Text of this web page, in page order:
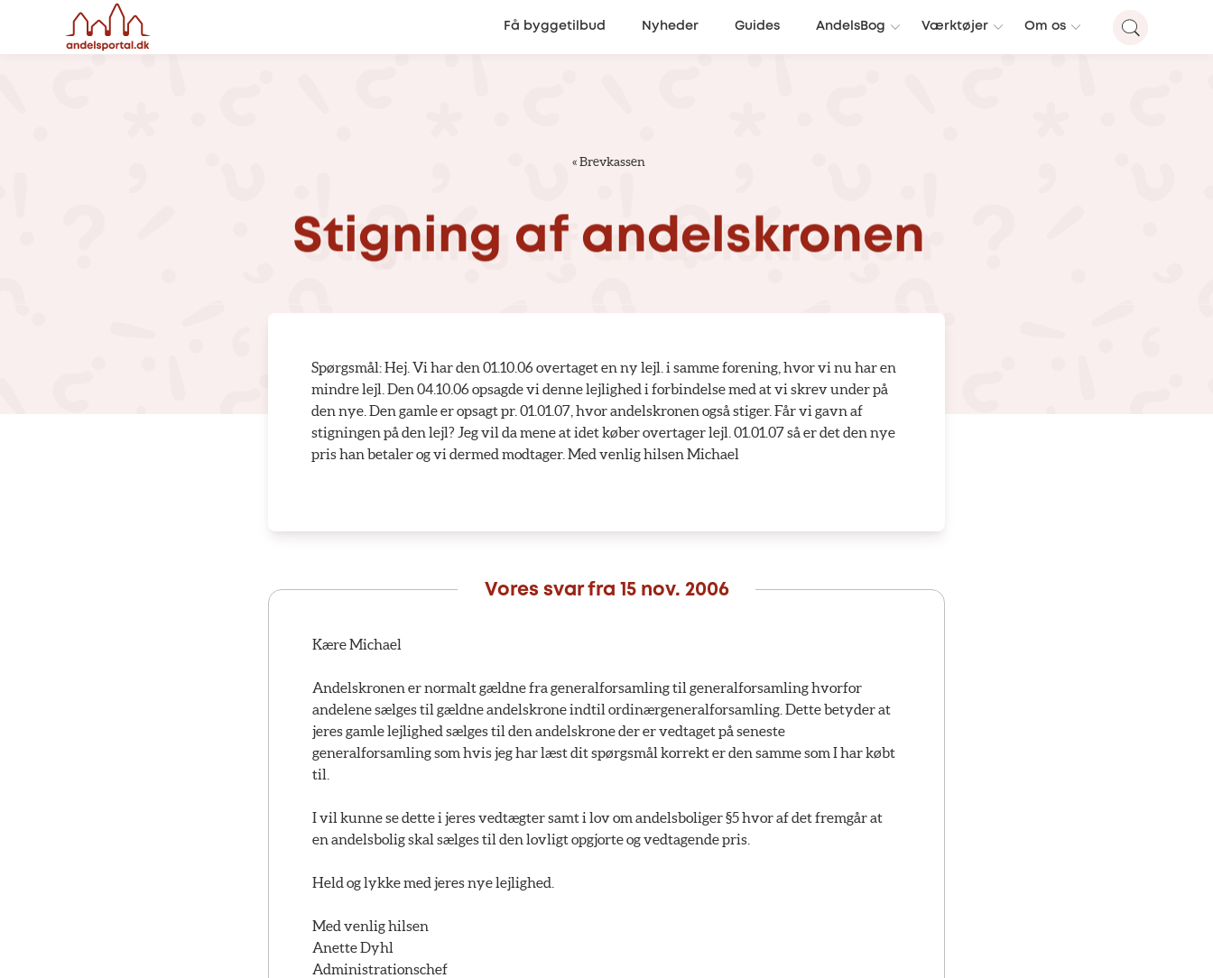
Få byggetilbud Nyheder Guides AndelsBog Værktøjer Om os
«Brevkassen
Stigning af andelskronen
Spørgsmål: Hej. Vi har den 01.10.06 overtaget en ny lejl. i samme forening, hvor vi nu har en
mindre lejl. Den 04.10.06 opsagde vi denne lejlighed i forbindelse med at vi skrev under på
den nye. Den gamle er opsagt pr. 01.01.07, hvor andelskronen også stiger. Får vi gavn af
stigningen på den lejl? Jeg vil da mene at idet køber overtager lejl. 01.01.07 så er det den nye
pris han betaler og vi dermed modtager. Med venlig hilsen Michael
Vores svar fra 15 nov. 2006
Kære Michael
Andelskronen er normalt gældne fra generalforsamling til generalforsamling hvorfor
andelene sælges til gældne andelskrone indtil ordinærgeneralforsamling. Dette betyder at
jeres gamle lejlighed sælges til den andelskrone der er vedtaget på seneste
generalforsamling som hvis jeg har læst dit spørgsmål korrekt er den samme som I har købt
til.
I vil kunne se dette i jeres vedtægter samt i lov om andelsboliger §5 hvor af det fremgår at
en andelsbolig skal sælges til den lovligt opgjorte og vedtagende pris.
Held og lykke med jeres nye lejlighed.
Med venlig hilsen
Anette Dyhl
Administrationschef